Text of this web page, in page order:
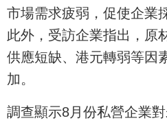
市場需求疲弱，促使企業
此外，受訪企業指出，原
供應短缺、港元轉弱等因
加。
調查顯示8月份私營企業